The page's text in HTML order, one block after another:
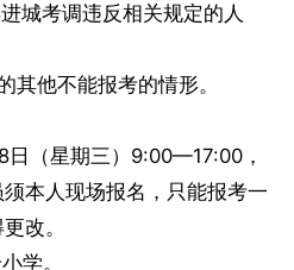
城考调违反相关规定的人
其他不能报考的情形。
日（星期三）9:00—17:00，
本人现场报名，只能报考一
改。
学。